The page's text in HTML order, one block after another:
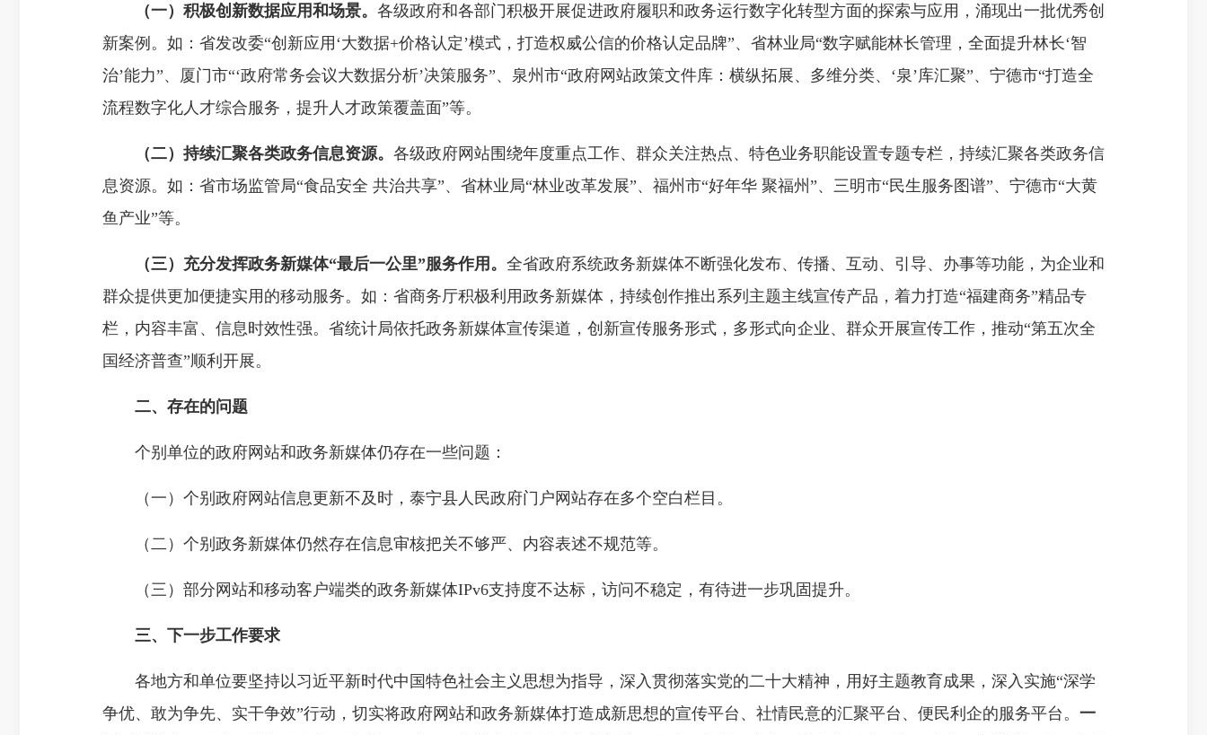
（一）积极创新数据应用和场景。 各级政府和各部门积极开展促进政府履职和政务运行数字化转型方面的探索与应用，涌现出一批优秀创
新案例。如：省发改委“创新应用‘大数据+价格认定’模式，打造权威公信的价格认定品牌”、省林业局“数字赋能林长管理，全面提升林长‘智
治’能力”、厦门市“‘政府常务会议大数据分析’决策服务”、泉州市“政府网站政策文件库：横纵拓展、多维分类、‘泉’库汇聚”、宁德市“打造全
流程数字化人才综合服务，提升人才政策覆盖面”等。
（二）持续汇聚各类政务信息资源。 各级政府网站围绕年度重点工作、群众关注热点、特色业务职能设置专题专栏，持续汇聚各类政务信
息资源。如：省市场监管局“食品安全 共治共享”、省林业局“林业改革发展”、福州市“好年华 聚福州”、三明市“民生服务图谱”、宁德市“大黄
鱼产业”等。
（三）充分发挥政务新媒体“最后一公里”服务作用。 全省政府系统政务新媒体不断强化发布、传播、互动、引导、办事等功能，为企业和
群众提供更加便捷实用的移动服务。如：省商务厅积极利用政务新媒体，持续创作推出系列主题主线宣传产品，着力打造“福建商务”精品专
栏，内容丰富、信息时效性强。省统计局依托政务新媒体宣传渠道，创新宣传服务形式，多形式向企业、群众开展宣传工作，推动“第五次全
国经济普查”顺利开展。
二、存在的问题
个别单位的政府网站和政务新媒体仍存在一些问题：
（一）个别政府网站信息更新不及时，泰宁县人民政府门户网站存在多个空白栏目。
（二）个别政务新媒体仍然存在信息审核把关不够严、内容表述不规范等。
（三）部分网站和移动客户端类的政务新媒体IPv6支持度不达标，访问不稳定，有待进一步巩固提升。
三、下一步工作要求
各地方和单位要坚持以习近平新时代中国特色社会主义思想为指导，深入贯彻落实党的二十大精神，用好主题教育成果，深入实施“深学
争优、敢为争先、实干争效”行动，切实将政府网站和政务新媒体打造成新思想的宣传平台、社情民意的汇聚平台、便民利企的服务平台。 一